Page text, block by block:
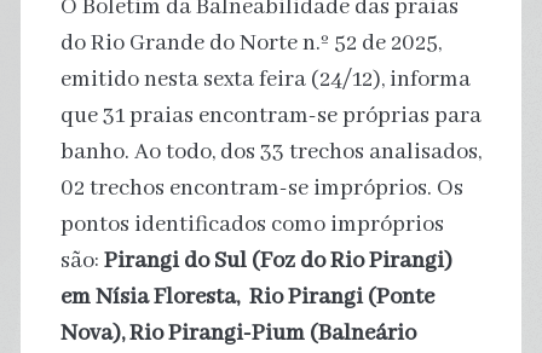
O Boletim da Balneabilidade das praias
do Rio Grande do Norte n.º 52 de 2025,
emitido nesta sexta feira (24/12), informa
que 31 praias encontram-se próprias para
banho. Ao todo, dos 33 trechos analisados,
02 trechos encontram-se impróprios. Os
pontos identificados como impróprios
são: Pirangi do Sul (Foz do Rio Pirangi)
em Nísia Floresta, Rio Pirangi (Ponte
Nova), Rio Pirangi-Pium (Balneário